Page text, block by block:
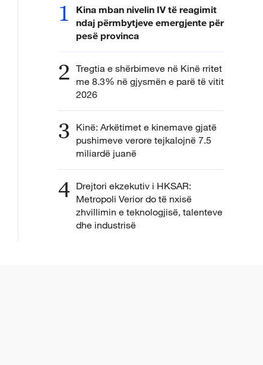
1
Kina mban nivelin IV të reagimit
ndaj përmbytjeve emergjente për
pesë provinca
2 Tregtia e shërbimeve në Kinë rritet
me 8.3% në gjysmën e parë të vitit
2026
3 Kinë: Arkëtimet e kinemave gjatë
pushimeve verore tejkalojnë 7.5
miliardë juanë
4 Drejtori ekzekutiv i HKSAR:
Metropoli Verior do të nxisë
zhvillimin e teknologjisë, talenteve
dhe industrisë